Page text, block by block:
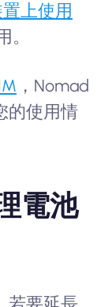
上使用
，Nomad
的使用情
電池